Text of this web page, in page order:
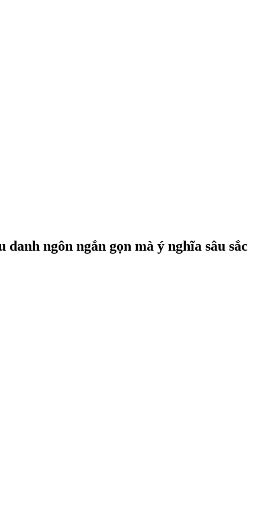
ngôn ngắn gọn mà ý nghĩa sâu sắc